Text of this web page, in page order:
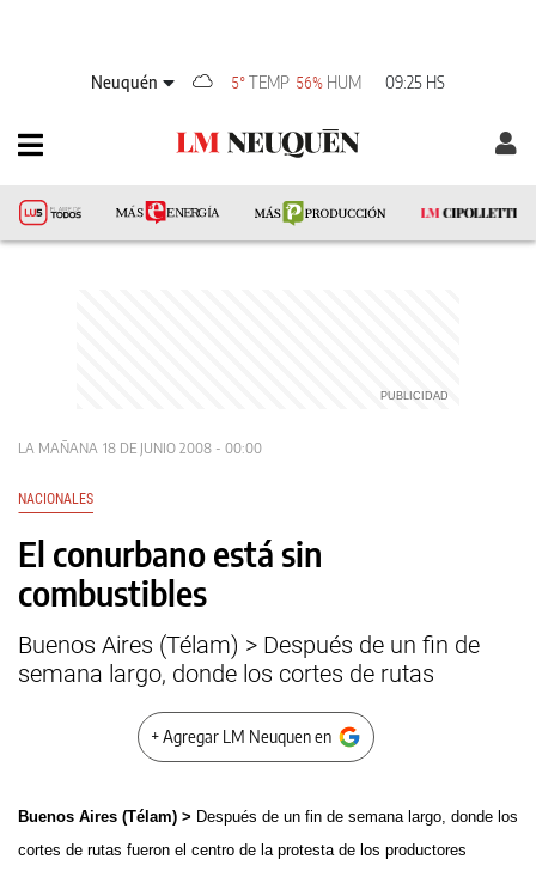
Neuquén 5° TEMP 56% HUM 09:25 HS
LA MAÑANA 18 DE JUNIO 2008 - 00:00
NACIONALES
El conurbano está sin
combustibles
Buenos Aires (Télam) > Después de un fin de
semana largo, donde los cortes de rutas
+ Agregar LM Neuquen en
Buenos Aires (Télam) > Después de un fin de semana largo, donde los
cortes de rutas fueron el centro de la protesta de los productores